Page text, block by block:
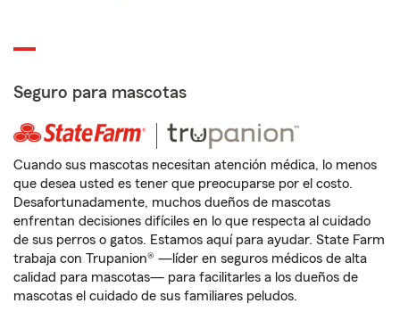
Seguro para mascotas
Cuando sus mascotas necesitan atención médica, lo menos
que desea usted es tener que preocuparse por el costo.
Desafortunadamente, muchos dueños de mascotas
enfrentan decisiones difíciles en lo que respecta al cuidado
de sus perros o gatos. Estamos aquí para ayudar. State Farm
trabaja con Trupanion® —líder en seguros médicos de alta
calidad para mascotas— para facilitarles a los dueños de
mascotas el cuidado de sus familiares peludos.